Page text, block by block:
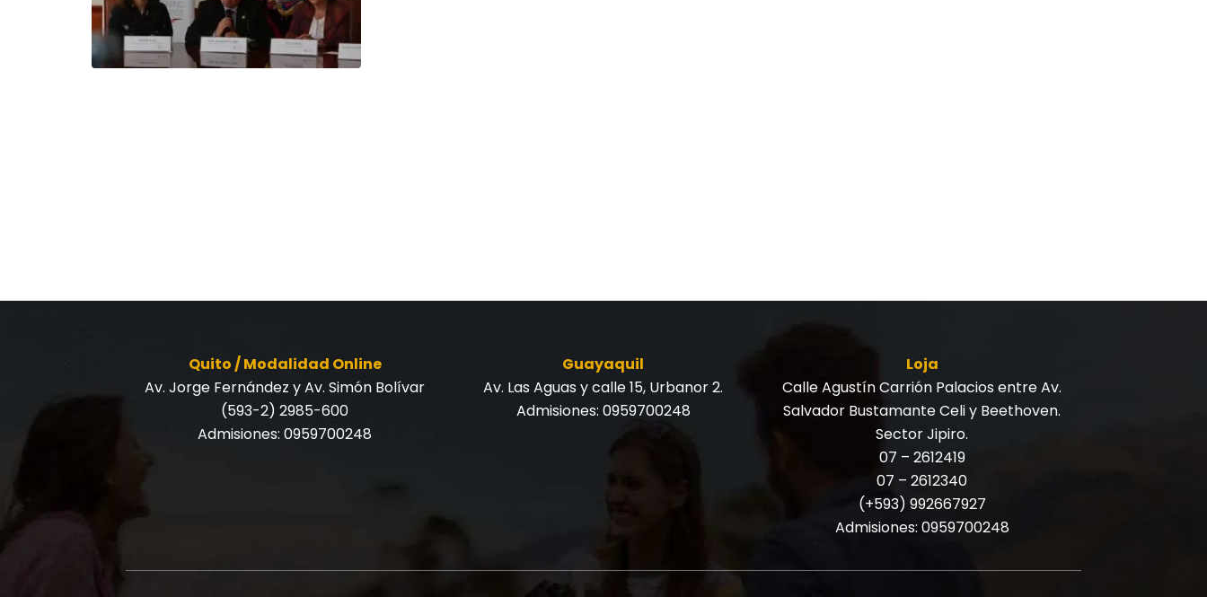
Quito / Modalidad Online
Av. Jorge Fernández y Av. Simón Bolívar
(593-2) 2985-600
Admisiones:0959700248
Guayaquil
Av. Las Aguas y calle 15, Urbanor 2.
Admisiones: 0959700248
Loja
Calle Agustín Carrión Palacios entre Av.
Salvador Bustamante Celi y Beethoven.
Sector Jipiro.
07 – 2612419
07 – 2612340
(+593) 992667927
Admisiones: 0959700248